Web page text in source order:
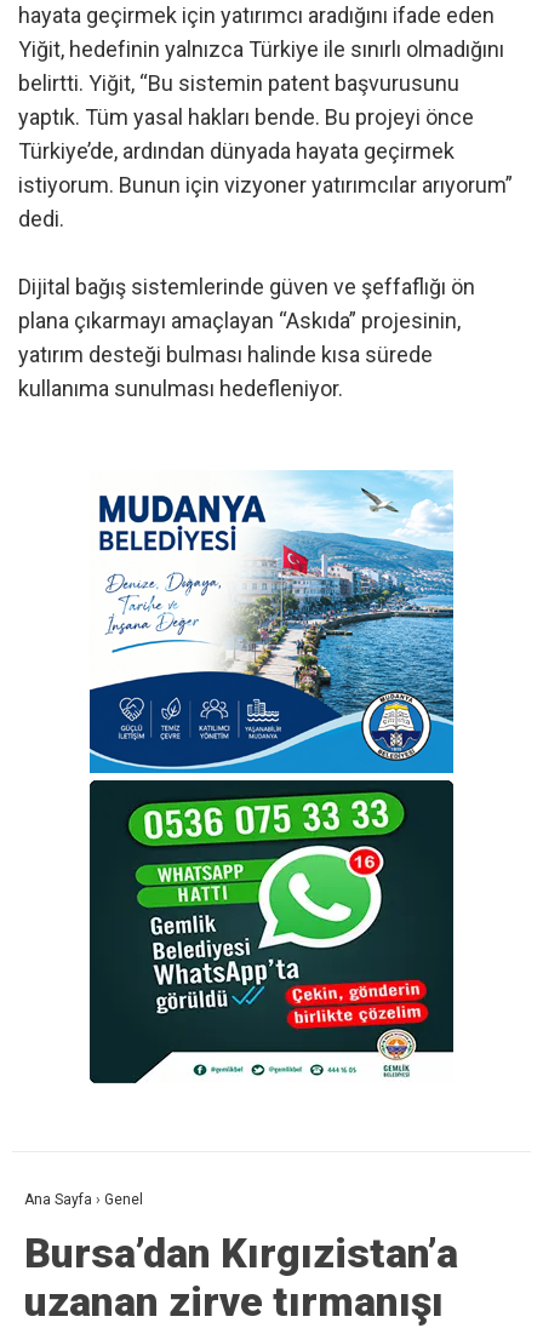
hayata geçirmek için yatırımcı aradığını ifade eden
Yiğit, hedefinin yalnızca Türkiye ile sınırlı olmadığını
belirtti. Yiğit, “Bu sistemin patent başvurusunu
yaptık. Tüm yasal hakları bende. Bu projeyi önce
Türkiye’de, ardından dünyada hayata geçirmek
istiyorum. Bunun için vizyoner yatırımcılar arıyorum”
dedi.
Dijital bağış sistemlerinde güven ve şeffaflığı ön
plana çıkarmayı amaçlayan “Askıda” projesinin,
yatırım desteği bulması halinde kısa sürede
kullanıma sunulması hedefleniyor.
Ana Sayfa › Genel
Bursa’dan Kırgızistan’a
uzanan zirve tırmanışı